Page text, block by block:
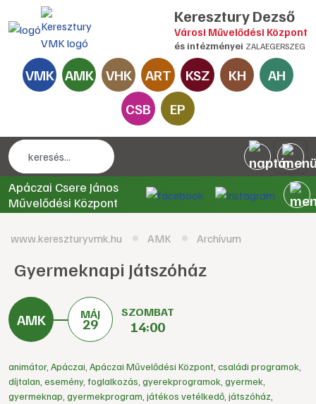
Keresztury Dezső
Városi Művelődési Központ
és intézményei ZALAEGERSZEG
VMK AMK VHK ART KSZ KH
AH
CSB
EP
Apáczai Csere János
Művelődési Központ
www.kereszturyvmk.hu AMK Archívum
Gyermeknapi Játszóház
MÁJ
29
SZOMBAT
14:00
animátor, Apáczai Apáczai Művelődési Központ családi programok
díjtalan esemény, foglalkozás gyerekprogramok gyermek
gyermeknap gyermekprogram játékos vetélkedő játszóház